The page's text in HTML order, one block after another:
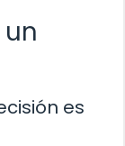
es